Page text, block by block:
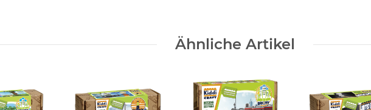
Ähnliche Artikel